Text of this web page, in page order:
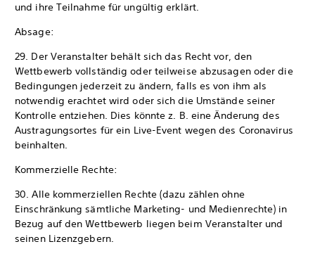
und ihre Teilnahme für ungültig erklärt.
Absage:
29. Der Veranstalter behält sich das Recht vor, den
Wettbewerb vollständig oder teilweise abzusagen oder die
Bedingungen jederzeit zu ändern, falls es von ihm als
notwendig erachtet wird oder sich die Umstände seiner
Kontrolle entziehen. Dies könnte z. B. eine Änderung des
Austragungsortes für ein Live-Event wegen des Coronavirus
beinhalten.
Kommerzielle Rechte:
30. Alle kommerziellen Rechte (dazu zählen ohne
Einschränkung sämtliche Marketing- und Medienrechte) in
Bezug auf den Wettbewerb liegen beim Veranstalter und
seinen Lizenzgebern.